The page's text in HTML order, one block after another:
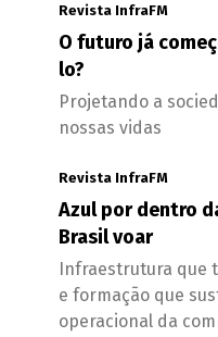
Revista InfraFM
O futuro já
lo?
Projetando a
nossas vidas
Revista InfraFM
Azul por dentro
Brasil voar
Infraestrutura que
e formação que
operacional da